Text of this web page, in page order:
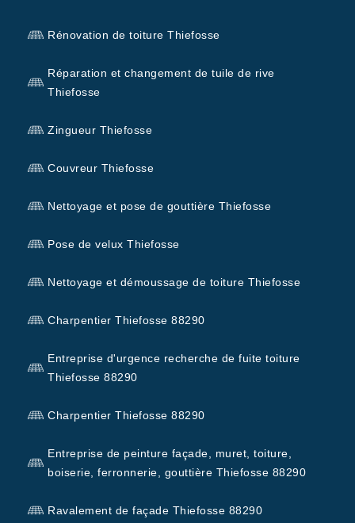
Rénovation de toiture Thiefosse
Réparation et changement de tuile de rive
Thiefosse
Zingueur Thiefosse
Couvreur Thiefosse
Nettoyage et pose de gouttière Thiefosse
Pose de velux Thiefosse
Nettoyage et démoussage de toiture Thiefosse
Charpentier Thiefosse 88290
Entreprise d'urgence recherche de fuite toiture
Thiefosse 88290
Charpentier Thiefosse 88290
Entreprise de peinture façade, muret, toiture,
boiserie, ferronnerie, gouttière Thiefosse 88290
Ravalement de façade Thiefosse 88290